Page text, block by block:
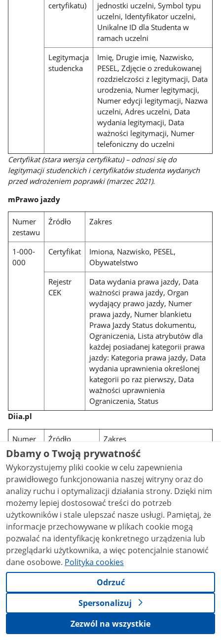
certyfikatu)
jednostki uczelni, Symbol typu
uczelni, Identyfikator uczelni,
Unikalne ID dla Studenta w
ramach uczelni
Legitymacja
studencka
Imię, Drugie imię, Nazwisko,
PESEL, Zdjęcie o zredukowanej
rozdzielczości z legitymacji, Data
urodzenia, Numer legitymacji,
Numer edycji legitymacji, Nazwa
uczelni, Adres uczelni, Data
wydania legitymacji, Data
ważności legitymacji, Numer
telefoniczny do uczelni
Certyfikat (stara wersja certyfikatu) – odnosi się do
legitymacji studenckich i certyfikatów studenta wydanych
przed wdrożeniem poprawki (marzec 2021).
mPrawo jazdy
Numer
zestawu
Źródło Zakres
1-000-
000
Certyfikat
Imiona, Nazwisko, PESEL,
Obywatelstwo
Rejestr
CEK
Data wydania prawa jazdy, Data
ważności prawa jazdy, Organ
wydający prawo jazdy, Numer
prawa jazdy, Numer blankietu
Prawa Jazdy Status dokumentu,
Ograniczenia, Lista atrybutów dla
każdej posiadanej kategorii prawa
jazdy: Kategoria prawa jazdy, Data
wydania uprawnienia określonej
kategorii po raz pierwszy, Data
ważności uprawnienia
Ograniczenia, Status
Diia.pl
Numer
zestawu
Źródło Zakres
0 Certyfikat
Imiona, Nazwisko, PESEL,
Obywatelstwo
3001
Certyfikat
Imiona, Nazwisko, PESEL,
Obywatelstwo
System
Rejestrów
Państwowych
Imię, Drugie imię, Nazwisko,
PESEL, Data urodzenia, Kraj
urodzenia, Miejsce urodzenia,
Płeć, Obywatelstwo, Seria i
numer dokumentu
tożsamości, Data ważności
dokumentu, Status
cudzoziemca, Zdjęcie
Certyfikat
Imiona, Nazwisko, PESEL,
Obywatelstwo
Dbamy o Twoją prywatność
Wykorzystujemy pliki cookie w celu zapewnienia
prawidłowego funkcjonowania naszej witryny oraz do
analizy ruchu i optymalizacji działania strony. Dzięki nim
możemy lepiej dostosować treści do potrzeb
użytkowników i stale ulepszać nasze usługi. Pamiętaj, że
informacje przechowywane w plikach cookie mogą
pozwalać na identyfikację konkretnego urządzenia lub
przeglądarki użytkownika, a więc potencjalnie stanowić
dane osobowe. Polityka cookies
Odrzuć
Spersonalizuj
Zezwól na wszystkie